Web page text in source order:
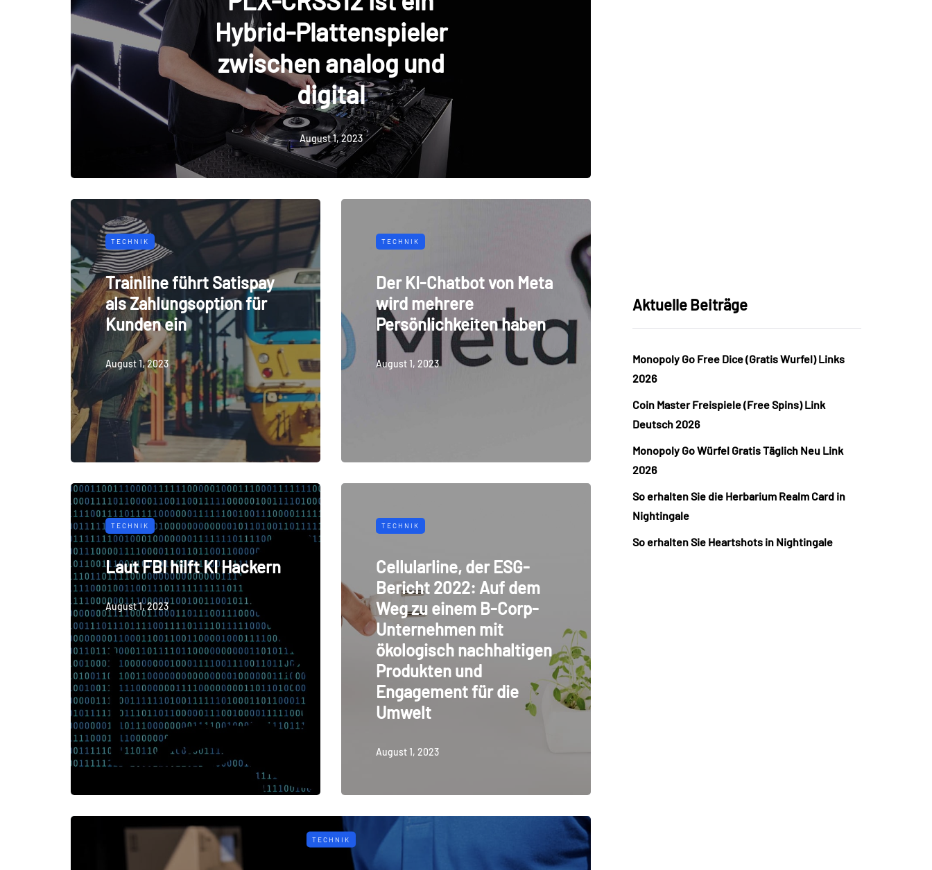
Hybrid-Plattenspieler
zwischen analog und
digital
August 1, 2023
TECHNIK
Trainline führt Satispay
als Zahlungsoption für
Kunden ein
August 1, 2023
TECHNIK
Der KI-Chatbot von Meta
wird mehrere
Persönlichkeiten haben
August 1, 2023
TECHNIK
Laut FBI hilft KI Hackern
August 1, 2023
TECHNIK
Cellularline, der ESG-
Bericht 2022: Auf dem
Weg zu einem B-Corp-
Unternehmen mit
ökologisch nachhaltigen
Produkten und
Engagement für die
Umwelt
August 1, 2023
TECHNIK
Aktuelle Beiträge
Monopoly Go Free Dice (Gratis Wurfel) Links
2026
Coin Master Freispiele (Free Spins) Link
Deutsch 2026
Monopoly Go Würfel Gratis Täglich Neu Link
2026
So erhalten Sie die Herbarium Realm Card in
Nightingale
So erhalten Sie Heartshots in Nightingale